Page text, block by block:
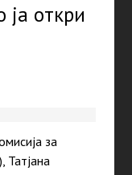
ја откри
за
Татјана